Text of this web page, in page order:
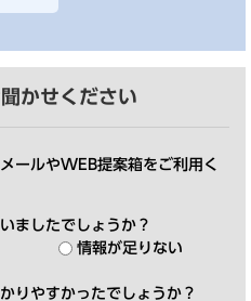
かせください
ールやWEB提案箱をご利用く
ましたでしょうか？
情報が足りない
りやすかったでしょうか？